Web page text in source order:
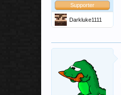
Supporter
Darkluke1111